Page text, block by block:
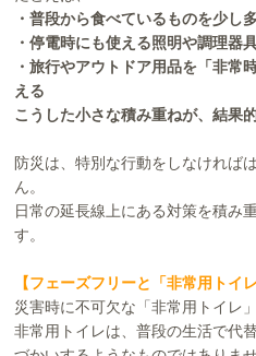
・普段から食べているものを少し
・停電時にも使える照明や調理器
・旅行やアウトドア用品を「非常
える
こうした小さな積み重ねが、結果
防災は、特別な行動をしなければ
ん。
日常の延長線上にある対策を積み
す。
【フェーズフリーと「非常用トイ
災害時に不可欠な「非常用トイレ」
非常用トイレは、普段の生活で代